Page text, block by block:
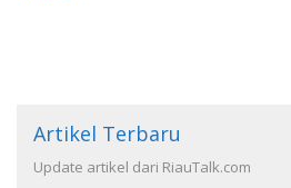
Artikel Terbaru
Update artikel dari RiauTalk.com